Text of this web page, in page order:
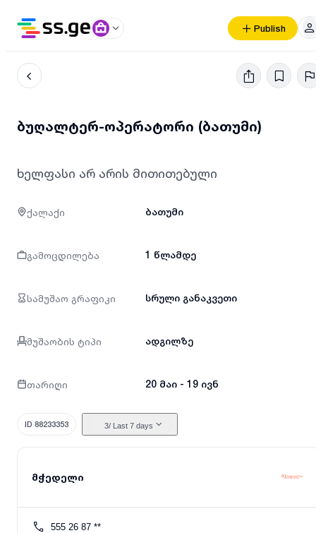
Publish
ბუღალტერ-ოპერატორი (ბათუმი)
ხელფასი არ არის მითითებული
ქალაქი ბათუმი
გამოცდილება 1 წლამდე
სამუშაო გრაფიკი სრული განაკვეთი
მუშაობის ტიპი ადგილზე
თარიღი 20 მაი - 19 ივნ
ID 88233353 3/ Last 7 days
მჭედელი
555 26 87 **